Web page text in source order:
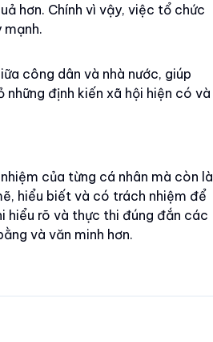
hơn. Chính vì vậy, việc tổ chức
công dân và nhà nước, giúp
định kiến xã hội hiện có và
của từng cá nhân mà còn là
hiểu biết và có trách nhiệm để
hiểu rõ và thực thi đúng đắn các
và văn minh hơn.